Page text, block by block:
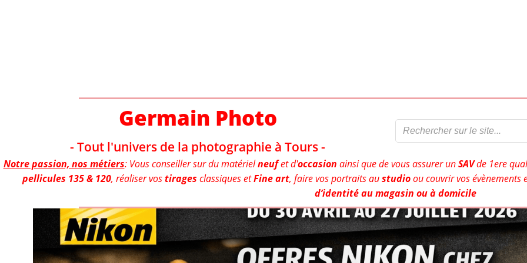
Germain Photo
- Tout l'univers de la photographie à Tours -
Notre passion, nos métiers: Vous conseiller sur du matérielneuf et d'occasion ainsi que de vous assurer unSAVde 1ere
pellicules 135 & 120, réaliser vostirages classiques etFine art, faire vos portraits austudioou couvrir vos
d’identité au magasin ou à domicile